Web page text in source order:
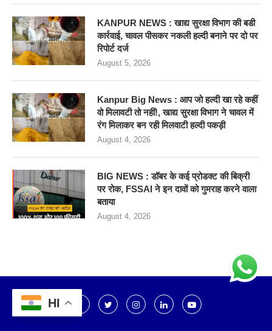
KANPUR NEWS : खाद्य सुरक्षा विभाग की बडी
कार्रवाई, चावल पीसकर नकली हल्दी बनाने पर दो पर
रिपोर्ट दर्ज
August 5, 2026
Kanpur Big News : आप जो हल्दी खा रहे कहीं
वो मिलावटी तो नहीं!, खाद्य सुरक्षा विभाग ने चावल में
रंग मिलाकर बन रही मिलवाटी हल्दी पकड़ी
August 4, 2026
BIG NEWS : डॉबर के कई प्रोडक्ट की बिक्री
पर रोक, FSSAI ने इन दावों को गुमराह करने वाला
बताया
August 4, 2026
HI